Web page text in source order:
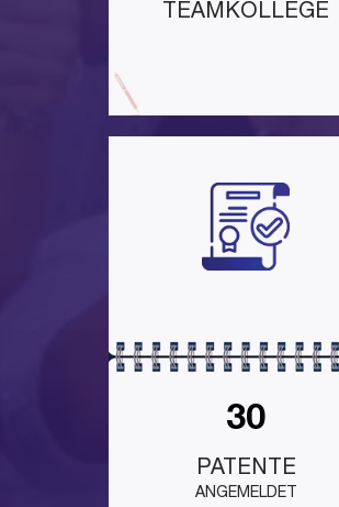
TEAMKOLLEGE
30
PATENTE
ANGEMELDET